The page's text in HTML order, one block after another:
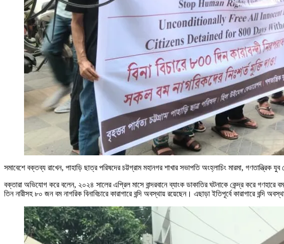
সমাবেশে বক্তব্য রাখেন, পাহাড়ি ছাত্র পরিষদের চট্টগ্রাম মহানগর শাখার সভাপতি অংহ্লাচিং মারমা,
বক্তারা অভিযোগ করে বলেন, ২০২৪ সালের এপ্রিল মাসে বান্দরবানে ব্যাংক ডাকাতির ঘটনাকে কেন্দ্র করে
তিন নারীসহ ৮০ জন বম নাগরিক বিনাবিচারে কারাগারে বন্দি অবস্থায় রয়েছেন। এছাড়া ইতিপূর্বে কারাগারে বন্দি